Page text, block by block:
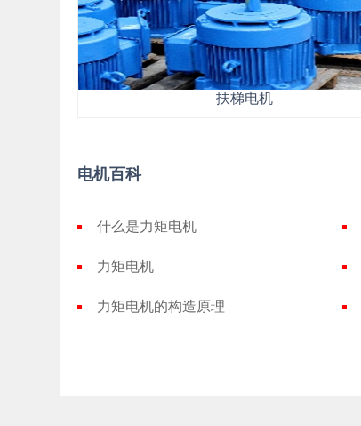
扶梯电机
电机百科
什么是力矩电机
力矩电机
力矩电机的构造原理